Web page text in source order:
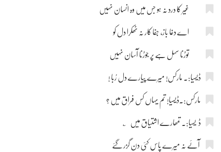
غیر کا درد نہ ہو جس میں وہ انسان نہیں
اے دغا باز، جفا کار نہ ٹھکرا دل کو
توڑنا سہل ہے پر جوڑنا آسان نہیں
ڈیسیا:۔ مارکس! میرے پیارے دل رُبا !
مارکس:۔ڈیسیا! تم یہاں کس فراق میں ؟
ڈ یسیا:۔ تمھارے اشتیاق میں ؂
آئے نہ میرے پاس کئی دن گزر گئے